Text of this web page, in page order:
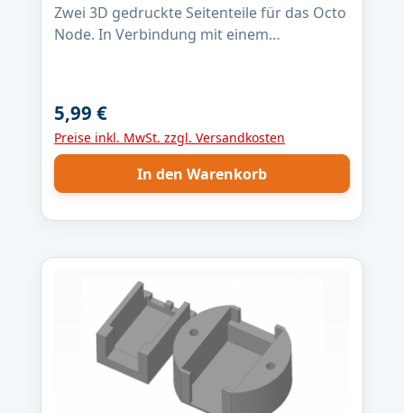
Zwei 3D gedruckte Seitenteile für das Octo
Node. In Verbindung mit einem
Seitenteile geliefert, Farbe verschieden, 3D
Druck!
Regulärer Preis:
5,99 €
Preise inkl. MwSt. zzgl. Versandkosten
In den Warenkorb